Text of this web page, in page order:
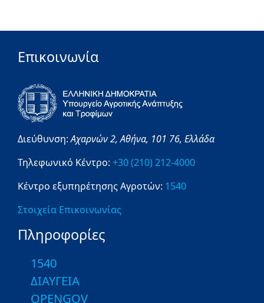
Επικοινωνία
Διεύθυνση:Αχαρνών 2,Αθήνα, 101 76, Ελλάδα
Τηλεφωνικό Κέντρο: +30 (210) 212-4000
Κέντρο εξυπηρέτησης Αγροτών: 1540
Στοιχεία Επικοινωνίας
Πληροφορίες
1540
ΔΙΑΥΓΕΙΑ
OPENGOV